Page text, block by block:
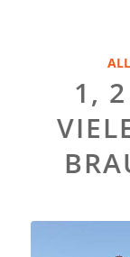
1,